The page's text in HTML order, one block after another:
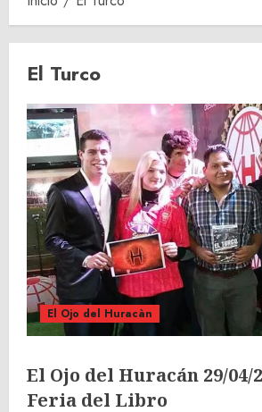
El Turco
El Ojo del Huracàn
El Ojo del Huracán 29/04/
Feria del Libro